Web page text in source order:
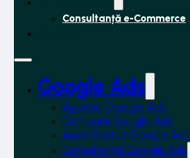
Consultanță e-Commerce
Google Ads
Agenție Google Ads
Campanii Google Ads
Audit Gratuit Google Ads
Consultanță Google Ads